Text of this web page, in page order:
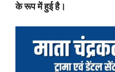
के रूप में हुई है।